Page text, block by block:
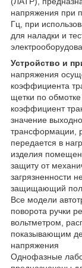
напряжения при
Гц, при
для наладки и
Устройство и
напряжения
коэффициента
щетки по
коэффициент
значение
трансформации,
передается в
изделия
защиту от
загрязненности
защищающий
Все модели
поворота ручки
вольтметром,
показывающим
напряжения
Однофазные